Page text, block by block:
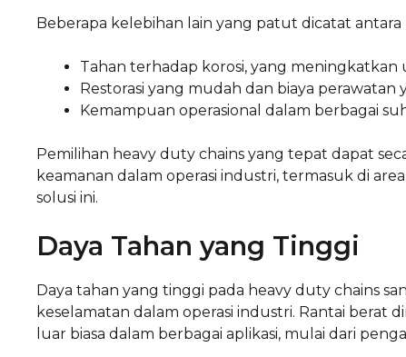
Beberapa kelebihan lain yang patut dicatat antara
Tahan terhadap korosi, yang meningkatkan
Restorasi yang mudah dan biaya perawatan
Kemampuan operasional dalam berbagai
Pemilihan heavy duty chains yang tepat dapat
keamanan dalam operasi industri, termasuk di
solusi ini.
Daya Tahan yang Tinggi
Daya tahan yang tinggi pada heavy duty chains
keselamatan dalam operasi industri. Rantai
luar biasa dalam berbagai aplikasi, mulai dari